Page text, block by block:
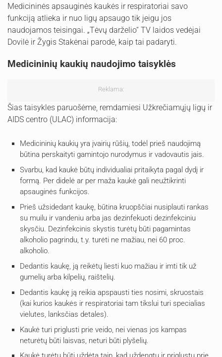
Medicininės apsauginės kaukės ir respiratoriai savo
funkciją atlieka ir nuo ligų apsaugo tik jeigu jos
naudojamos teisingai. „Tėvų darželio“ TV laidos vedėjai
Dovilė ir Žygis Stakėnai parodė, kaip tai padaryti.
Medicininių kaukių naudojimo taisyklės
Reklama:
Šias taisykles paruošėme, remdamiesi Užkrečiamųjų ligų ir
AIDS centro (ULAC) informacija:
Medicininių kaukių yra įvairių rūšių, todėl prieš naudojimą
būtina perskaityti gamintojo nurodymus ir vadovautis jais.
Svarbu, kad kaukė būtų individualiai pritaikyta pagal dydį ir
formą. Per didelė ar per maža kaukė gali neužtikrinti
apsauginės funkcijos.
Prieš užsidedant kaukę, būtina kruopščiai nusiplauti rankas
su muilu ir vandeniu arba jas dezinfekuoti dezinfekciniu
skysčiu. Dezinfekcinis skystis turėtų būti pagamintas
alkoholio pagrindu, t.y. turėti ne mažiau, nei 60 proc.
alkoholio.
Dedantis kaukę, ją reikėtų liesti kuo mažiau ir imti tik už
gumelių arba kilpelių, raištelių.
Dedantis kaukę ją reikia apspausti ties nosimi, skruostais
(kai kurios kaukės ir respiratoriai tam tikslui turi specialias
vielutes, lanksčias detales).
Kaukė turi priglusti prie veido, nei vienas jos kampas
neturėtų būti laisvas, neturi būti plyšelių.